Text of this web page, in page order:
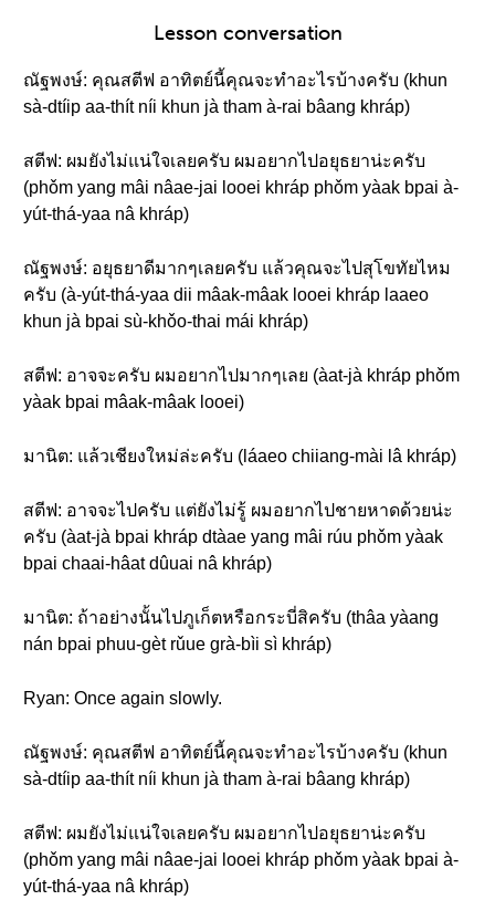
Lesson conversation
ณัฐพงษ์: คุณสตีฟ อาทิตย์นี้คุณจะทำอะไรบ้างครับ (khun
sà-dtíip aa-thít níi khun jà tham à-rai bâang khráp)
สตีฟ: ผมยังไม่แน่ใจเลยครับ ผมอยากไปอยุธยาน่ะครับ
(phǒm yang mâi nâae-jai looei khráp phǒm yàak bpai à-
yút-thá-yaa nâ khráp)
ณัฐพงษ์: อยุธยาดีมากๆเลยครับ แล้วคุณจะไปสุโขทัยไหม
ครับ (à-yút-thá-yaa dii mâak-mâak looei khráp laaeo
khun jà bpai sù-khǒo-thai mái khráp)
สตีฟ: อาจจะครับ ผมอยากไปมากๆเลย (àat-jà khráp phǒm
yàak bpai mâak-mâak looei)
มานิต: แล้วเชียงใหม่ล่ะครับ (láaeo chiiang-mài lâ khráp)
สตีฟ: อาจจะไปครับ แต่ยังไม่รู้ ผมอยากไปชายหาดด้วยน่ะ
ครับ (àat-jà bpai khráp dtàae yang mâi rúu phǒm yàak
bpai chaai-hâat dûuai nâ khráp)
มานิต: ถ้าอย่างนั้นไปภูเก็ตหรือกระบี่สิครับ (thâa yàang
nán bpai phuu-gèt rǔue grà-bìi sì khráp)
Ryan: Once again slowly.
ณัฐพงษ์: คุณสตีฟ อาทิตย์นี้คุณจะทำอะไรบ้างครับ (khun
sà-dtíip aa-thít níi khun jà tham à-rai bâang khráp)
สตีฟ: ผมยังไม่แน่ใจเลยครับ ผมอยากไปอยุธยาน่ะครับ
(phǒm yang mâi nâae-jai looei khráp phǒm yàak bpai à-
yút-thá-yaa nâ khráp)